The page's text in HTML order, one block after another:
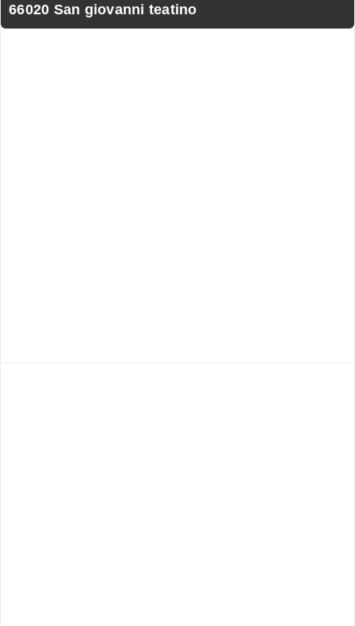
66020 San giovanni teatino